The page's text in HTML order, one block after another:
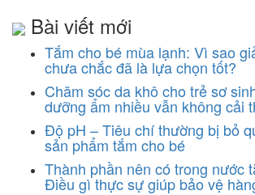
Bài viết mới
Tắm cho bé mùa lạnh: Vì sao
chưa chắc đã là lựa chọn tốt?
Chăm sóc da khô cho trẻ sơ
dưỡng ẩm nhiều vẫn không cải
Độ pH – Tiêu chí thường bị bỏ
sản phẩm tắm cho bé
Thành phần nên có trong nước
Điều gì thực sự giúp bảo vệ